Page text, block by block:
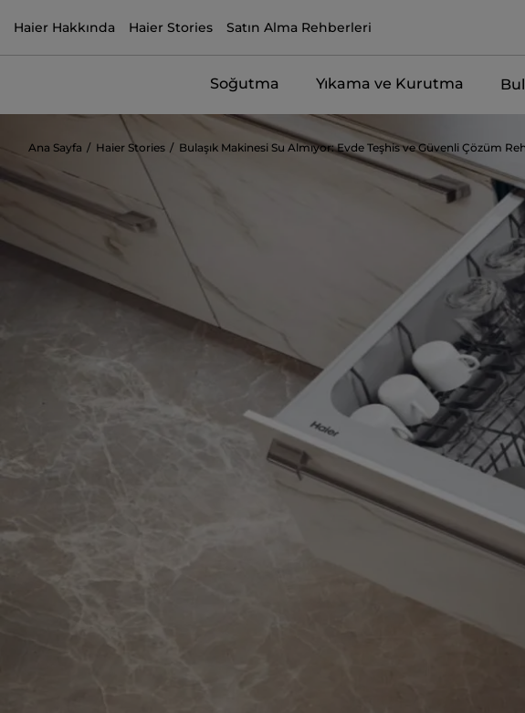
Haier Hakkında Haier Stories Satın Alma Rehberleri
Soğutma Yıkama ve Kurutma
Ana Sayfa Haier Stories Bulaşık Makinesi Su Almıyor: Evde Teşhis ve Güvenli Çözüm